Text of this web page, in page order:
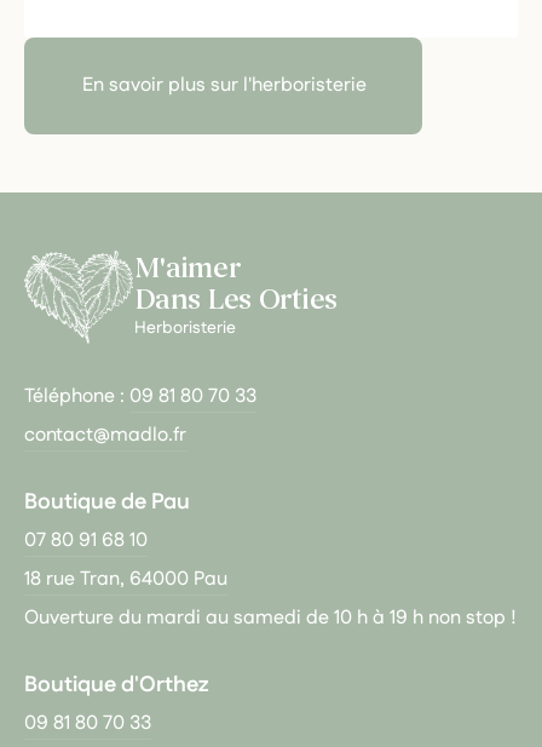
En savoir plus sur l'herboristerie
M'aimer
Dans Les Orties
Herboristerie
Téléphone : 09 81 80 70 33
contact@madlo.fr
Boutique de Pau
07 80 91 68 10
18 rue Tran, 64000 Pau
Ouverture du mardi au samedi de 10 h à 19 h non stop !
Boutique d'Orthez
09 81 80 70 33